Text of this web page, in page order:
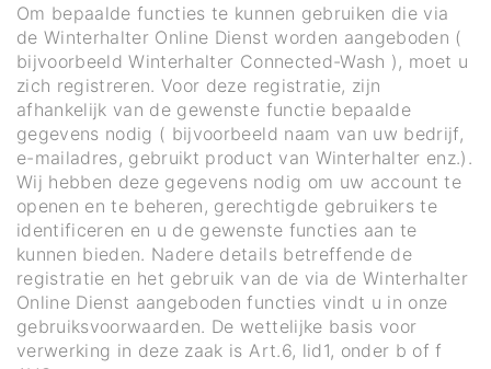
Om bepaalde functies te kunnen gebruiken die via
de Winterhalter Online Dienst worden aangeboden (
bijvoorbeeld Winterhalter Connected-Wash ), moet u
zich registreren. Voor deze registratie, zijn
afhankelijk van de gewenste functie bepaalde
gegevens nodig ( bijvoorbeeld naam van uw bedrijf,
e-mailadres, gebruikt product van Winterhalter enz.).
Wij hebben deze gegevens nodig om uw account te
openen en te beheren, gerechtigde gebruikers te
identificeren en u de gewenste functies aan te
kunnen bieden. Nadere details betreffende de
registratie en het gebruik van de via de Winterhalter
Online Dienst aangeboden functies vindt u in onze
gebruiksvoorwaarden. De wettelijke basis voor
verwerking in deze zaak is Art.6, lid1, onder b of f